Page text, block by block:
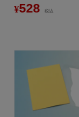
¥528 税込